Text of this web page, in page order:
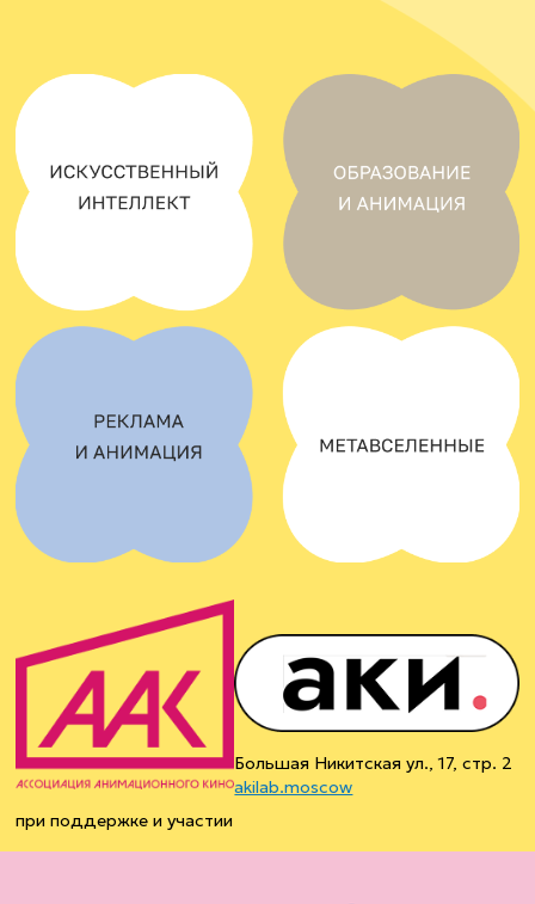
при поддержке и участии
Большая Никитская ул., 17, стр. 2
akilab.moscow